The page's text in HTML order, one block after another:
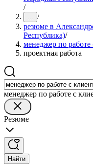
/
... /
резюме в
Республика)/
менеджер по
проектная работа
менеджер по работе с
Резюме
Найти